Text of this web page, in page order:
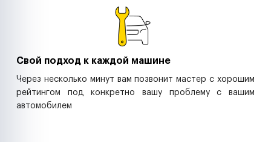
Свой подход к каждой машине
Через несколько минут вам позвонит мастер с хорошим
рейтингом под конкретно вашу проблему с вашим
автомобилем